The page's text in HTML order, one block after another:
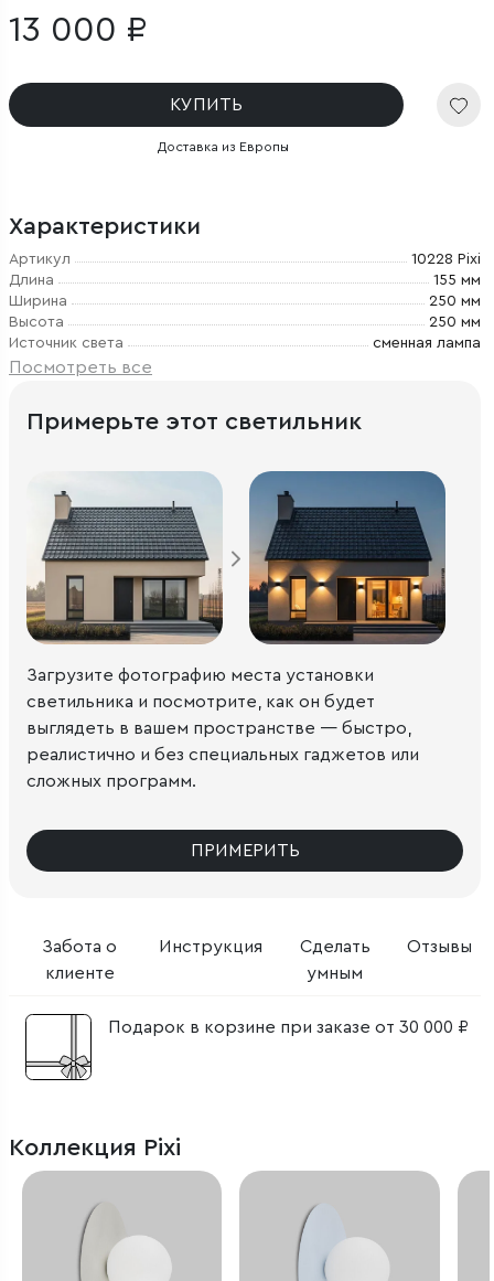
13 000 ₽
КУПИТЬ
Доставка из Европы
Характеристики
Артикул
10228 Pixi
Длина
155 мм
Ширина
250 мм
Высота
250 мм
Источник света
сменная лампа
Посмотреть все
Забота о
клиенте
Инструкция
Сделать
умным
Отзывы
Подарок в корзине при заказе от 30 000 ₽
Примерьте этот светильник
Загрузите фотографию места установки
светильника и посмотрите, как он будет
выглядеть в вашем пространстве — быстро,
реалистично и без специальных гаджетов или
сложных программ.
ПРИМЕРИТЬ
Коллекция Pixi